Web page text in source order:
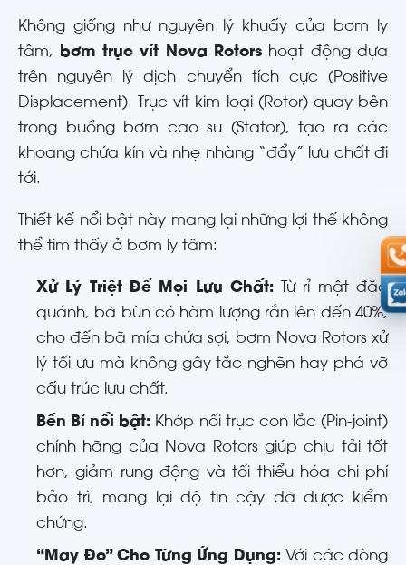
Không giống như nguyên lý khuấy của bơm ly
tâm,
bơm trục vít Nova Rotorshoạt động dựa
trên nguyên lý dịch chuyển tích cực (Positive
Displacement). Trục vít kim loại (Rotor) quay bên
trong buồng bơm cao su (Stator), tạo ra các
khoang chứa kín và nhẹ nhàng “đẩy” lưu chất đi
tới.
Thiết kế nổi bật này mang lại những lợi thế không
thể tìm thấy ở bơm ly tâm:
Xử Lý Triệt Để Mọi Lưu Chất:Từ rỉ mật đặc
quánh, bã bùn có hàm lượng rắn lên đến 40%,
cho đến bã mía chứa sợi, bơm Nova Rotors xử
lý tối ưu mà không gây tắc nghẽn hay phá vỡ
cấu trúc lưu chất.
Bền Bỉ nổi bật: Khớp nối trục con lắc (Pin-joint)
chính hãng của Nova Rotors giúp chịu tải tốt
hơn, giảm rung động và tối thiểu hóa chi phí
bảo trì, mang lại độ tin cậy đã được kiểm
chứng.
“May Đo” Cho Từng Ứng Dụng:Với các dòng